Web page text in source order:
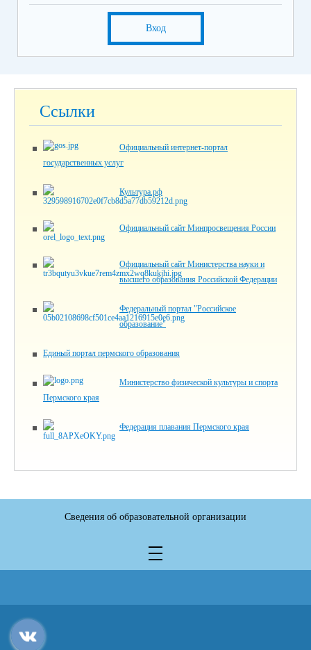
Вход
Ссылки
Официальный интернет-портал
государственных услуг
Культура.рф
Официальный сайт Минпросвещения России
Официальный сайт Министерства науки и
высшего образования Российской Федерации
Федеральный портал "Российское
образование"
Единый портал пермского образования
Министерство физической культуры и спорта
Пермского края
Федерация плавания Пермского края
Сведения об образовательной организации